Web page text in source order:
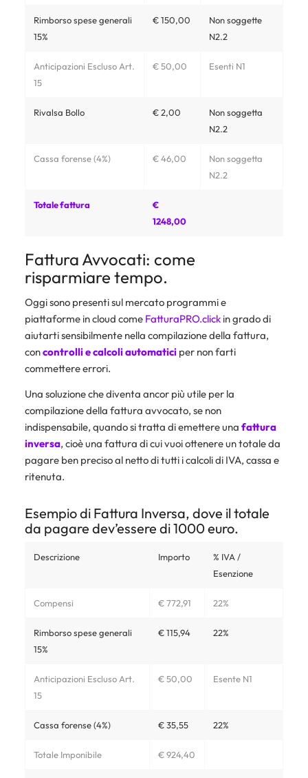
Rimborso spese generali
15%
€ 150,00
Non soggette
N2.2
Anticipazioni Escluso Art.
15
€ 50,00 Esenti N1
Rivalsa Bollo € 2,00
Non soggetta
N2.2
Cassa forense (4%) € 46,00
Non soggetta
N2.2
Totale fattura
€
1248,00
Fattura Avvocati: come
risparmiare tempo.
Oggi sono presenti sul mercato programmi e
piattaforme in cloud come FatturaPRO.clickin grado di
aiutarti sensibilmente nella compilazione della fattura,
concontrolli e calcoli automaticiper non farti
commettere errori.
Una soluzione che diventa ancor più utile per la
compilazione della fattura avvocato, se non
indispensabile, quando si tratta di emettere una fattura
inversa, cioè una fattura di cui vuoi ottenere un totale da
pagare ben preciso al netto di tutti i calcoli di IVA, cassa e
ritenuta.
Esempio di Fattura Inversa, dove il totale
da pagare dev’essere di 1000 euro.
Descrizione Importo
% IVA /
Esenzione
Compensi € 772,91 22%
Rimborso spese generali
15%
€ 115,94 22%
Anticipazioni Escluso Art.
15
€ 50,00 Esente N1
Cassa forense (4%) € 35,55 22%
Totale Imponibile € 924,40